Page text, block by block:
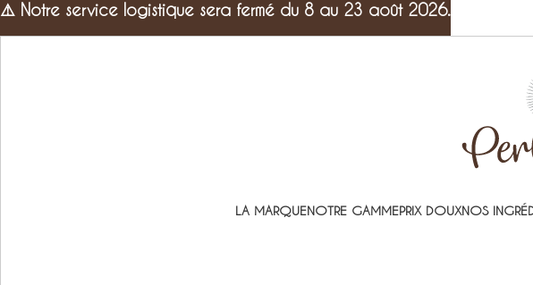
LA MARQUENOTRE GAMMEPRIX DOUXNOS
⚠️ Notre service logistique sera fermé du 8 au 23 août 2026.